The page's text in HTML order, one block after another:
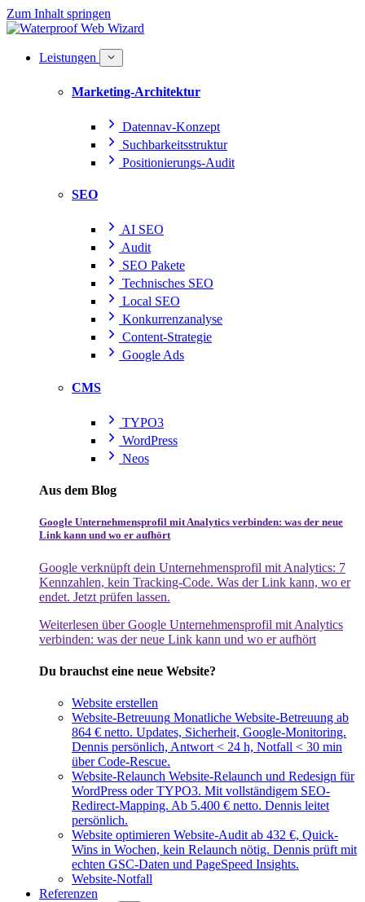
Zum Inhalt springen
Leistungen
Marketing-Architektur
Datennav-Konzept
Suchbarkeitsstruktur
Positionierungs-Audit
SEO
AI SEO
Audit
SEO Pakete
Technisches SEO
Local SEO
Konkurrenzanalyse
Content-Strategie
Google Ads
CMS
TYPO3
WordPress
Neos
Aus dem Blog
Google Unternehmensprofil mit Analytics verbinden: was der neue
Link kann und wo er aufhört
Google verknüpft dein Unternehmensprofil mit Analytics: 7
Kennzahlen, kein Tracking-Code. Was der Link kann, wo er
endet. Jetzt prüfen lassen.
Weiterlesen über Google Unternehmensprofil mit Analytics
verbinden: was der neue Link kann und wo er aufhört
Du brauchst eine neue Website?
Website erstellen
Website-Betreuung Monatliche Website-Betreuung ab
864 € netto. Updates, Sicherheit, Google-Monitoring.
Dennis persönlich, Antwort < 24 h, Notfall < 30 min
über Code-Rescue.
Website-Relaunch Website-Relaunch und Redesign für
WordPress oder TYPO3. Mit vollständigem SEO-
Redirect-Mapping. Ab 5.400 € netto. Dennis leitet
persönlich.
Website optimieren Website-Audit ab 432 €, Quick-
Wins in Wochen, kein Relaunch nötig. Dennis prüft mit
echten GSC-Daten und PageSpeed Insights.
Website-Notfall
Referenzen